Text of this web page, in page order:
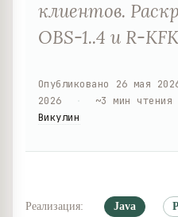
клиентов.
OBS-1..4 и R-
Опубликовано 26 мая
2026
~3 мин чтения
Викулин
Реализация: Java